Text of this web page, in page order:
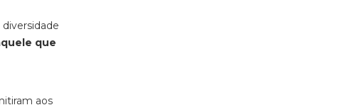
que
aos